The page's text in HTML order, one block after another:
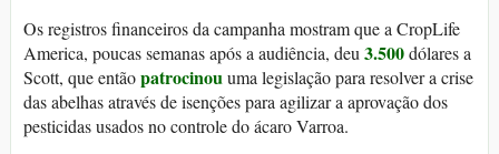
Os registros financeiros da campanha mostram que a CropLife
America, poucas semanas após a audiência, deu 3.500dólares a
Scott, que entãopatrocinouuma legislação para resolver a crise
das abelhas através de isenções para agilizar a aprovação dos
pesticidas usados no controle do ácaro Varroa.